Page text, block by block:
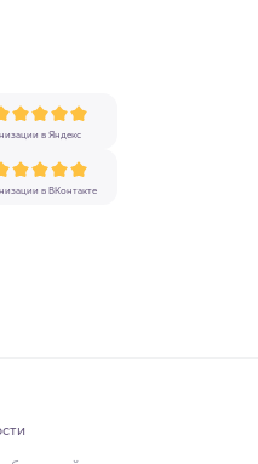
в Яндекс
в ВКонтакте